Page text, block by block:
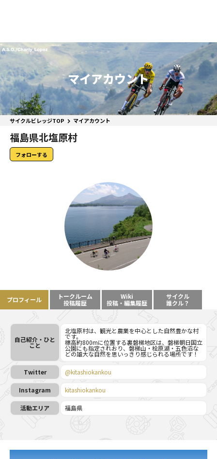
マイアカウント
サイクルビレッジTOP マイアカウント
福島県北塩原村
フォローする
プロフィール
トークルーム
投稿履歴
Wiki
投稿・編集履歴
サイクル
誰クル？
自己紹介・ひと
こと
北塩原村は、観光と農業を中心とした自然豊かな村
です。
標高約800mに位置する裏磐梯地区は、磐梯朝日国立
公園にも指定されおり、磐梯山・桧原湖・五色沼な
どの雄大な自然を思いっきり感じられる場所です！
Twitter @kitashiokankou
Instagram kitashiokankou
活動エリア 福島県